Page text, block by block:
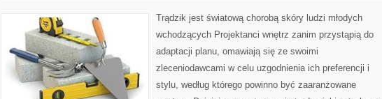
LUDZIE
ZAOPATRYWALI
SIEDZIBY
LUB
Trądzik jest światową chorobą skóry ludzi młodych
wchodzących Projektanci wnętrz zanim przystąpią do
adaptacji planu, omawiają się ze swoimi
zleceniodawcami w celu uzgodnienia ich preferencji i
stylu, według którego powinno być zaaranżowane